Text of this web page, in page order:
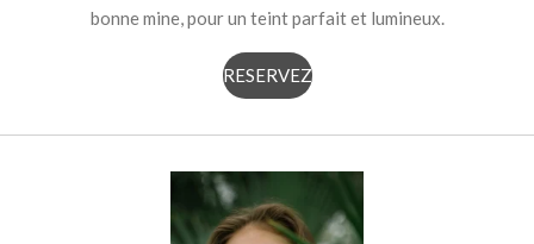
bonne mine, pour un teint parfait et lumineux.
RESERVEZ